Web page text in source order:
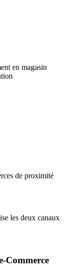
en magasin
de proximité
les deux canaux
Commerce